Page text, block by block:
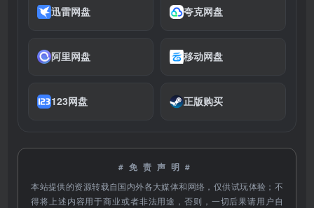
迅雷网盘 夸克网盘
阿里网盘 移动网盘
123网盘 正版购买
#免责声明#
本站提供的资源转载自国内外各大媒体和网络，仅供试玩体验；不
得将上述内容用于商业或者非法用途，否则，一切后果请用户自